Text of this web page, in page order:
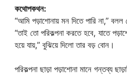
কথোপকথন:
“আমি পড়াশোনায় মন দিতে পারি না,” বলল
“তাই তো পরিকল্পনা করতে হবে, যাতে
হয়ে যায়,” বুঝিয়ে দিলো তার বড় বোন।
পরিকল্পনা ছাড়া পড়াশোনা মানে গন্তব্য